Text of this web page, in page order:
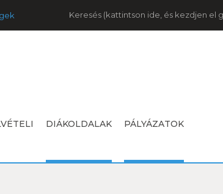
Keresés
DIÁKOLDALAK PÁLYÁZATOK